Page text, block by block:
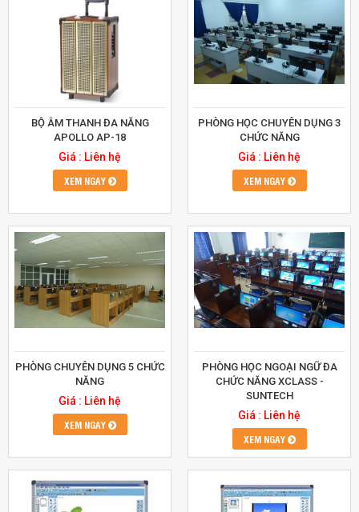
BỘ ÂM THANH ĐA NĂNG
APOLLO AP-18
Giá : Liên hệ
XEM NGAY
PHÒNG HỌC CHUYÊN DỤNG 3
CHỨC NĂNG
Giá : Liên hệ
XEM NGAY
PHÒNG CHUYÊN DỤNG 5 CHỨC
NĂNG
Giá : Liên hệ
XEM NGAY
PHÒNG HỌC NGOẠI NGỮ ĐA
CHỨC NĂNG XCLASS -
SUNTECH
Giá : Liên hệ
XEM NGAY